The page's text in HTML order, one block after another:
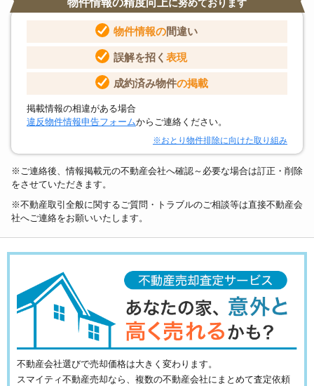
物件情報の精度向上に努めております
物件情報の間違い
誤解を招く 表現
成約済み物件の掲載
掲載情報の相違がある場合
違反物件情報申告フォームからご連絡ください。
※おとり物件排除に向けた取り組み
※ご連絡後、情報掲載元の不動産会社へ確認～必要な場合は訂正・削除
をさせていただきます。
※不動産取引全般に関するご質問・トラブルのご相談等は直接不動産会
社へご連絡をお願いいたします。
不動産会社選びで売却価格は大きく変わります。
スマイティ不動産売却なら、複数の不動産会社にまとめて査定依頼